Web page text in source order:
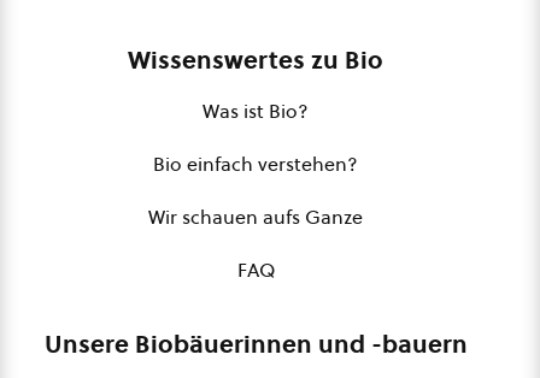
Wissenswertes zu Bio
Was ist Bio?
Bio einfach verstehen?
Wir schauen aufs Ganze
FAQ
Unsere Biobäuerinnen und -bauern